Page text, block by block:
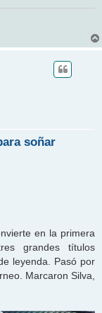
soñar
en la primera
grandes títulos
leyenda. Pasó por
Marcaron Silva,